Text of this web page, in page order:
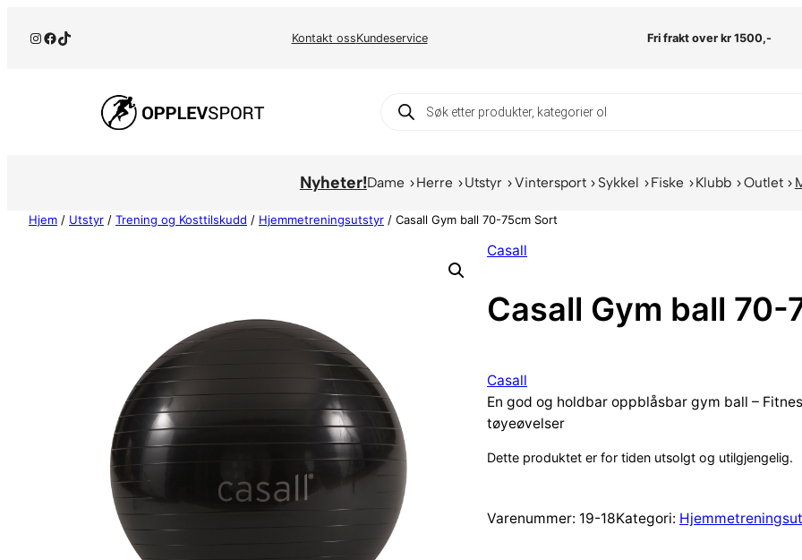
Instagram
Facebook
TikTok Kontakt ossKundeservice Fri frakt over kr 1500,-
Products
search
Nyheter!Dame Herre Utstyr Vintersport Sykkel Fiske Klubb Outlet
Hjem / Utstyr / Trening og Kosttilskudd / Hjemmetreningsutstyr / Casall Gym ball 70-75cm Sort
Casall
Casall Gym ball 70-
Casall
En god og holdbar oppblåsbar gym ball –
tøyeøvelser
Dette produktet er for tiden utsolgt og utilgjengelig.
Varenummer: 19-18Kategori: